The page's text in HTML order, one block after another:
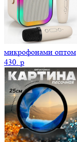
микрофонами оптом
430. p